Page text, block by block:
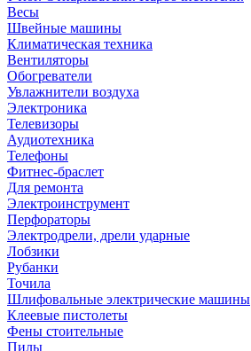
Весы
Швейные машины
Климатическая техника
Вентиляторы
Обогреватели
Увлажнители воздуха
Электроника
Телевизоры
Аудиотехника
Телефоны
Фитнес-браслет
Для ремонта
Электроинструмент
Перфораторы
Электродрели, дрели ударные
Лобзики
Рубанки
Точила
Шлифовальные электрические машины
Клеевые пистолеты
Фены стоительные
Пилы